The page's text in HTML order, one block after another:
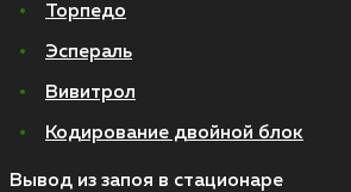
Торпедо
Эспераль
Вивитрол
Кодирование двойной блок
Вывод из запоя в стационаре